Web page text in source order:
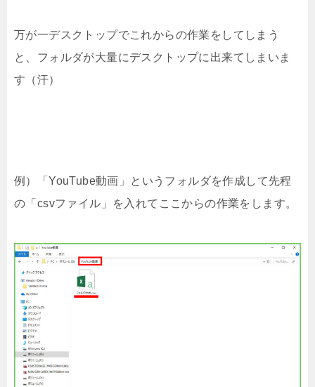
万が一デスクトップでこれからの作業をしてしまう
と、フォルダが大量にデスクトップに出来てしまいま
す（汗）
例）「YouTube動画」というフォルダを作成して先程
の「csvファイル」を入れてここからの作業をします。